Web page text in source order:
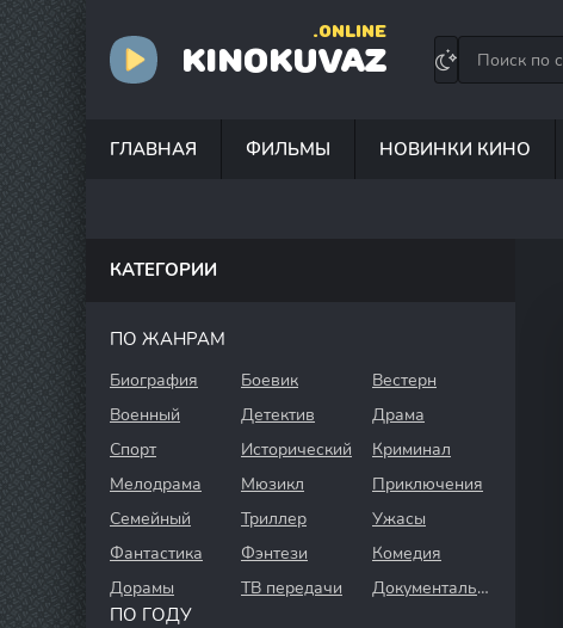
KINOKUVAZ
.ONLINE
ГЛАВНАЯ ФИЛЬМЫ НОВИНКИ КИНО
КАТЕГОРИИ
ПО ЖАНРАМ
Биография Боевик
Вестерн
Военный
Детектив
Драма
Спорт
Исторический
Криминал
Мелодрама
Мюзикл
Приключения
Семейный
Триллер
Ужасы
Фантастика
Фэнтези
Комедия
Дорамы
ТВ передачи Документальный
ПО ГОДУ